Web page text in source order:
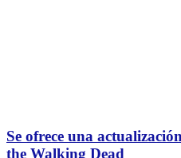
Se ofrece una
the Walking Dead